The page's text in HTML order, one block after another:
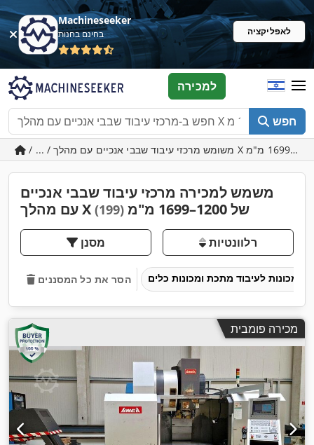
Machineseeker
בחינם בחנות לאפליקציה
חפש
למכירה
משמש למכירה מרכזי עיבוד שבבי אנכיים
עם מהלך X של 1200–1699 מ"מ
(199)
מסנן רלוונטיות
הסר את כל המסננים
מכירה פומבית